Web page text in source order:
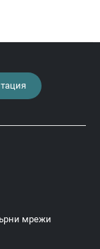
мрежи